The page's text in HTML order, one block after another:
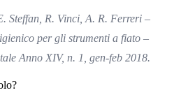
Steffan, R. Vinci, A. R. Ferreri –
per gli strumenti a fiato –
Anno XIV, n. 1, gen-feb 2018.